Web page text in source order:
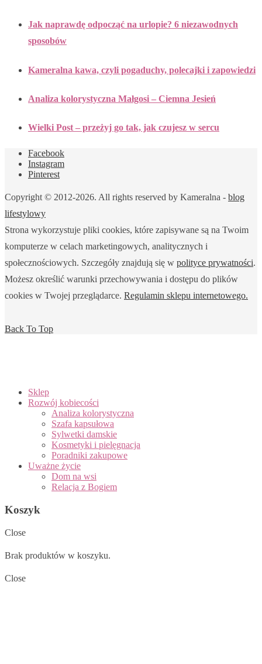
Jak naprawdę odpocząć na urlopie? 6 niezawodnych
sposobów
Kameralna kawa, czyli pogaduchy, polecajki i zapowiedzi
Analiza kolorystyczna Małgosi – Ciemna Jesień
Wielki Post – przeżyj go tak, jak czujesz w sercu
Facebook
Instagram
Pinterest
Copyright © 2012-2026. All rights reserved by Kameralna - blog
lifestylowy
Strona wykorzystuje pliki cookies, które zapisywane są na Twoim
komputerze w celach marketingowych, analitycznych i
społecznościowych. Szczegóły znajdują się w polityce prywatności.
Możesz określić warunki przechowywania i dostępu do plików
cookies w Twojej przeglądarce. Regulamin sklepu internetowego.
Back To Top
Sklep
Rozwój kobiecości
Analiza kolorystyczna
Szafa kapsułowa
Sylwetki damskie
Kosmetyki i pielęgnacja
Poradniki zakupowe
Uważne życie
Dom na wsi
Relacja z Bogiem
Koszyk
Close
Brak produktów w koszyku.
Close